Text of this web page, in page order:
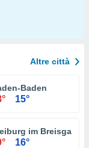
Altre città
Baden
15°
im Breisgau
16°